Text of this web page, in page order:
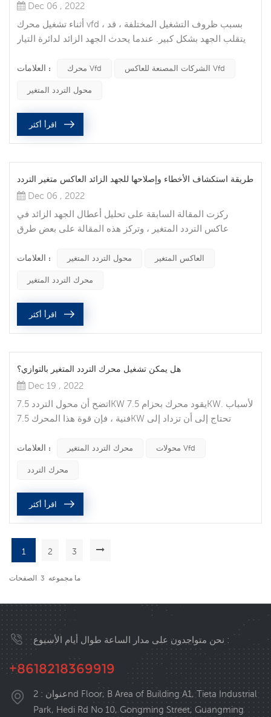
Dec 06 , 2022
أثناء تشغيل محرك vfd ، بسبب ظروف التشغيل المختلفة ، قد
يتقلب الجهد بشكل كبير. عندما يحدث الجهد الزائد لدائرة التيار
لمحرك الأقراص vfd ، بل وسيتلف الجهاز. ، التي تسبب إصابات ،
النوع من الجهد الزائد. أولاً ، سيكون للجهد الزائد لمحول التردد
العلامات : محرك Vfd الشركات المصنعة للعاكس Vfd
محول التردد المتغير
اقرأ أكثر
طريقة استكشاف الأخطاء وإصلاحها للجهد الزائد العاكس متغير التردد
Dec 06 , 2022
ركزت المقالة السابقة على تحليل أعطال الجهد الزائد في
عاكس التردد المتغير ، وتركز هذه المقالة على بعض طرق
على جانب الإدخال ، فإنه عادة ما يؤدي إلى خطأ في الجهد الزائد
حالة تبديل مكثف التعويض جهدًا زائدًا ، يجب امتصاص جهد
العلامات : محول التردد المتغير العاكس المتغير
محرك التردد المتغير
اقرأ أكثر
هل يمكن تشغيل محرك التردد المتغير بالتوازي؟
Dec 19 , 2022
اتضح أن محول التردد 7.5KW يقود محرك بحزام 7.5KW. لأسباب
فنية ، فإن قوة هذا المحرك 7.5KW تحتاج إلى أن تزداد إلى
إذن ، هل هناك أي حل جيد؟ يعتقد بعض الناس ما إذا كان محرك
محركي سرعة متغيرة 7.5KW متصلان مباشرة ببعضهما لدفع
حمولة 15KW. إذن ، هل يمكن أن يعمل عاكسان على التوازي؟
يبدو أن ه...
العلامات : محرك التردد المتغير محولات Vfd
محرك التردد
اقرأ أكثر
1 2 3
ما مجموعه 3 الصفحات
نحن متواجدون على مدار الساعة طوال أيام الأسبوع :
+8618218369919
عنوان : 2nd Floor, B Area of Building A1, Tieta Industrial
Park, Hedi Rd No 10, Gongming Street, Guangming